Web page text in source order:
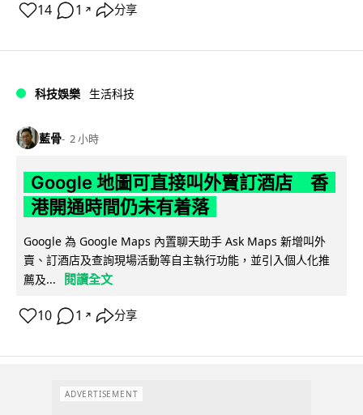
14 1 ↗ 分享
科技娛樂 生活科技
藍骨 2 小時
Google 地圖可直接叫外賣訂酒店 香
港開通時間仍未有着落
Google 為 Google Maps 內置聊天助手 Ask Maps 新增叫外
賣、訂酒店及查詢現場活動等自主執行功能，並引入個人化推
薦及...
閱讀全文
10 1 ↗ 分享
ADVERTISEMENT